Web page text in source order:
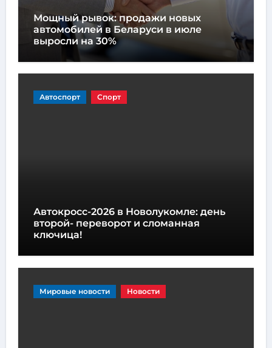
Мощный рывок: продажи новых
автомобилей в Беларуси в июле
выросли на 30%
Автоспорт Спорт
Автокросс-2026 в Новолукомле: день
второй- переворот и сломанная
ключица!
Мировые новости Новости